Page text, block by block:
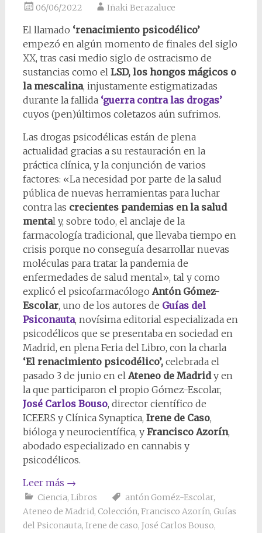
06/06/2022 Iñaki Berazaluce
El llamado ‘renacimiento psicodélico’
empezó en algún momento de finales del siglo
XX, tras casi medio siglo de ostracismo de
sustancias como el LSD, los hongos mágicos o
la mescalina, injustamente estigmatizadas
durante la fallida ‘guerra contra las drogas’
cuyos (pen)últimos coletazos aún sufrimos.
Las drogas psicodélicas están de plena
actualidad gracias a su restauración en la
práctica clínica, y la conjunción de varios
factores: «La necesidad por parte de la salud
pública de nuevas herramientas para luchar
contra las crecientes pandemias en la salud
mental y, sobre todo, el anclaje de la
farmacología tradicional, que llevaba tiempo en
crisis porque no conseguía desarrollar nuevas
moléculas para tratar la pandemia de
enfermedades de salud mental», tal y como
explicó el psicofarmacólogo Antón Gómez-
Escolar, uno de los autores de Guías del
Psiconauta, novísima editorial especializada en
psicodélicos que se presentaba en sociedad en
Madrid, en plena Feria del Libro, con la charla
‘El renacimiento psicodélico’,celebrada el
pasado 3 de junio en el Ateneo de Madridy en
la que participaron el propio Gómez-Escolar,
José Carlos Bouso, director científico de
ICEERS y Clínica Synaptica, Irene de Caso,
bióloga y neurocientífica, yFrancisco Azorín,
abodado especializado en cannabis y
psicodélicos.
Leer más →
Ciencia, Libros antón Goméz-Escolar,
Ateneo de Madrid, Colección, Francisco Azorín, Guías
del Psiconauta, Irene de caso, José Carlos Bouso,